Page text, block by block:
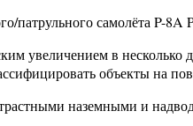
патрульного самолёта P-
увеличением в несколько
объекты на
наземными и